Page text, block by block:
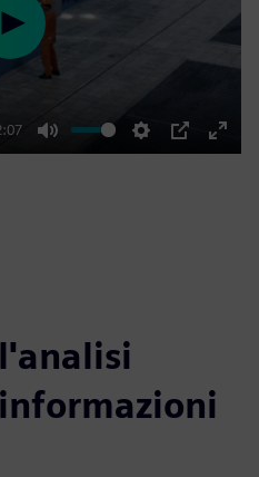
Mute Settings
PIP
Enter
Play